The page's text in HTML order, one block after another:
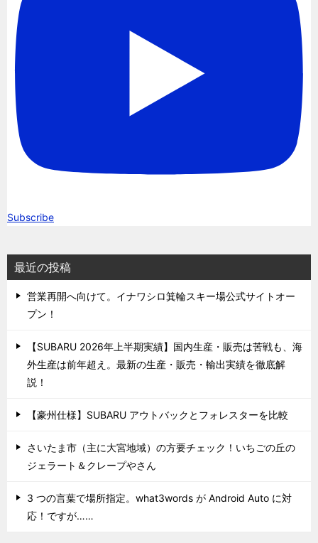
Subscribe
最近の投稿
営業再開へ向けて。イナワシロ箕輪スキー場公式サイトオー
プン！
【SUBARU 2026年上半期実績】国内生産・販売は苦戦も、海
外生産は前年超え。最新の生産・販売・輸出実績を徹底解
説！
【豪州仕様】SUBARU アウトバックとフォレスターを比較
さいたま市（主に大宮地域）の方要チェック！いちごの丘の
ジェラート＆クレープやさん
3 つの言葉で場所指定。what3words が Android Auto に対
応！ですが……